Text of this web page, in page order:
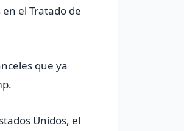
el Tratado de
que ya
Unidos, el